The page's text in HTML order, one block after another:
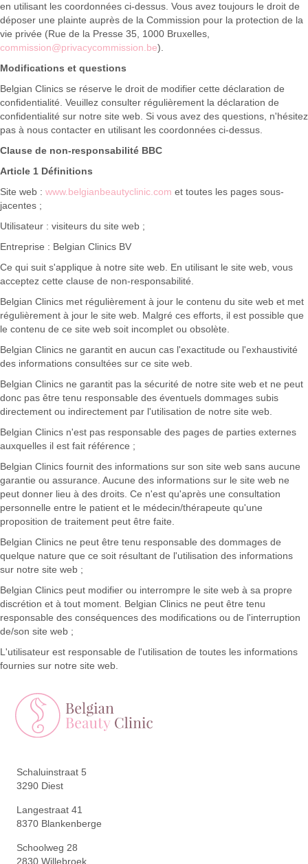
en utilisant les coordonnées ci-dessus. Vous avez toujours le droit de
déposer une plainte auprès de la Commission pour la protection de la
vie privée (Rue de la Presse 35, 1000 Bruxelles,
commission@privacycommission.be).
Modifications et questions
Belgian Clinics se réserve le droit de modifier cette déclaration de
confidentialité. Veuillez consulter régulièrement la déclaration de
confidentialité sur notre site web. Si vous avez des questions, n'hésitez
pas à nous contacter en utilisant les coordonnées ci-dessus.
Clause de non-responsabilité BBC
Article 1 Définitions
Site web : www.belgianbeautyclinic.com et toutes les pages sous-
jacentes ;
Utilisateur : visiteurs du site web ;
Entreprise : Belgian Clinics BV
Ce qui suit s'applique à notre site web. En utilisant le site web, vous
acceptez cette clause de non-responsabilité.
Belgian Clinics met régulièrement à jour le contenu du site web et met
régulièrement à jour le site web. Malgré ces efforts, il est possible que
le contenu de ce site web soit incomplet ou obsolète.
Belgian Clinics ne garantit en aucun cas l'exactitude ou l'exhaustivité
des informations consultées sur ce site web.
Belgian Clinics ne garantit pas la sécurité de notre site web et ne peut
donc pas être tenu responsable des éventuels dommages subis
directement ou indirectement par l'utilisation de notre site web.
Belgian Clinics n'est pas responsable des pages de parties externes
auxquelles il est fait référence ;
Belgian Clinics fournit des informations sur son site web sans aucune
garantie ou assurance. Aucune des informations sur le site web ne
peut donner lieu à des droits. Ce n'est qu'après une consultation
personnelle entre le patient et le médecin/thérapeute qu'une
proposition de traitement peut être faite.
Belgian Clinics ne peut être tenu responsable des dommages de
quelque nature que ce soit résultant de l'utilisation des informations
sur notre site web ;
Belgian Clinics peut modifier ou interrompre le site web à sa propre
discrétion et à tout moment. Belgian Clinics ne peut être tenu
responsable des conséquences des modifications ou de l'interruption
de/son site web ;
L'utilisateur est responsable de l'utilisation de toutes les informations
fournies sur notre site web.
Schaluinstraat 5
3290 Diest
Langestraat 41
8370 Blankenberge
Schoolweg 28
2830 Willebroek